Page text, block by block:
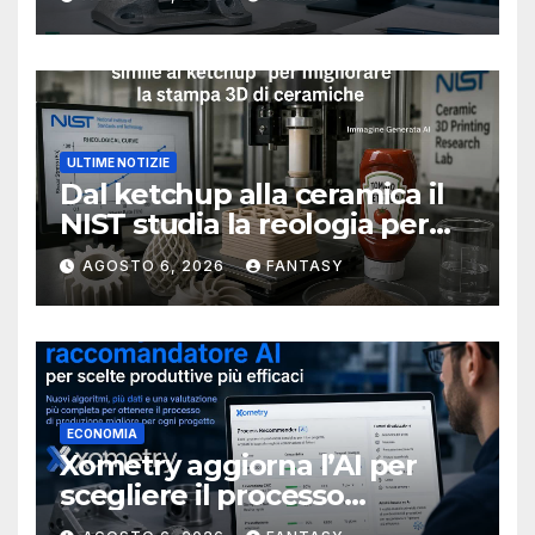
ULTIME NOTIZIE
Dal ketchup alla ceramica il
NIST studia la reologia per
rendere più affidabile la
stampa 3D
AGOSTO 6, 2026 FANTASY
ECONOMIA
Xometry aggiorna l’AI per
scegliere il processo
produttivo più adatto